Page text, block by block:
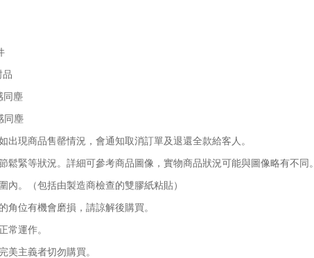
品
同塵
同塵
現商品售罄情況，會通知取消訂單及退還全款給客人。
鬆緊等狀況。詳細可參考商品圖像，實物商品狀況可能與圖像略有不同。
。（包括由製造商檢查的雙膠紙粘貼）
位有機會磨損，請諒解後購買。
常運作。
美主義者切勿購買。